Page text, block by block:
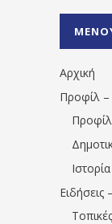
Αρχική
Προφίλ –
Ιστορία
Ειδήσεις